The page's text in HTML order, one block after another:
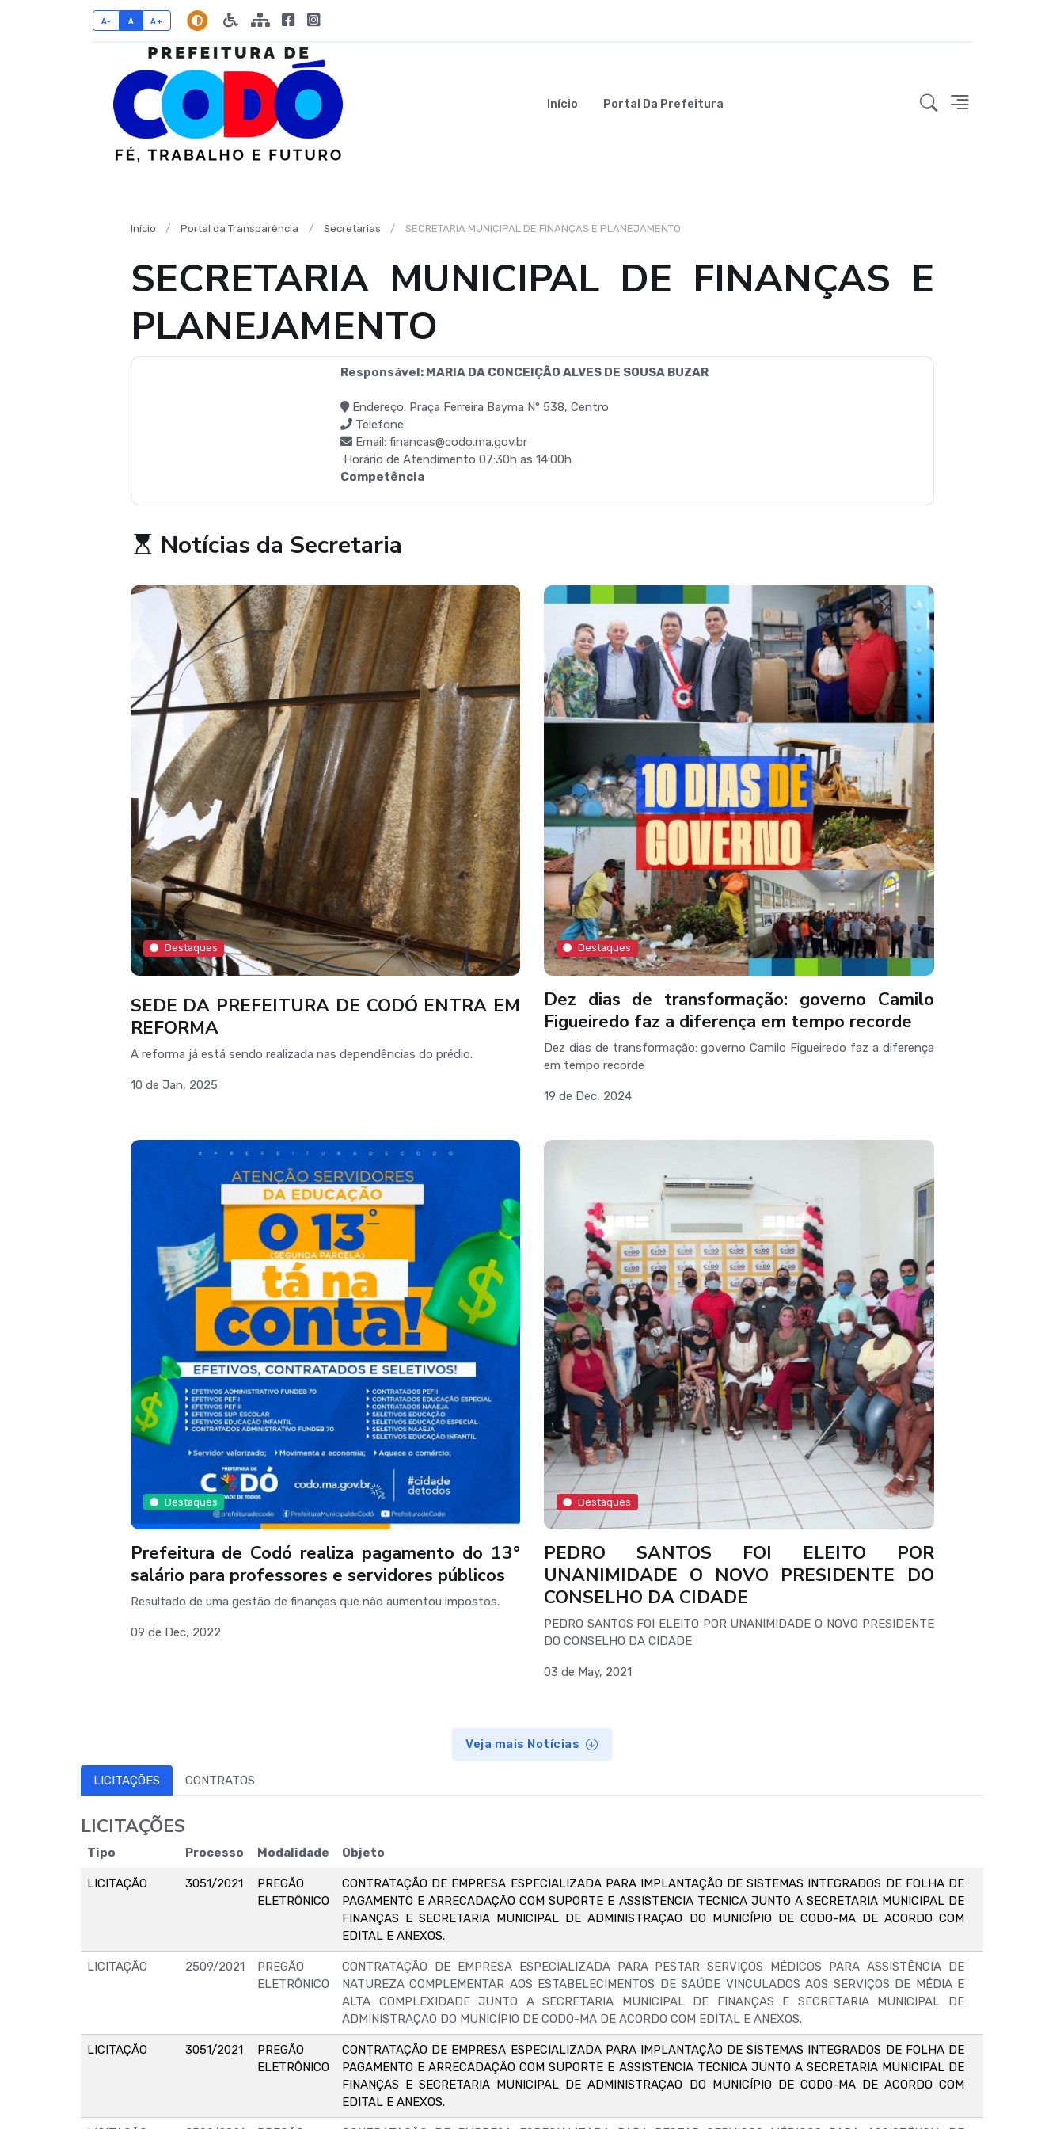
A- A A+
Início Portal Da Prefeitura
Início Portal da Transparência Secretarias SECRETARIA MUNICIPAL DE FINANÇAS E PLANEJAMENTO
SECRETARIA MUNICIPAL DE FINANÇAS E
PLANEJAMENTO
Responsável: MARIA DA CONCEIÇÃO ALVES DE SOUSA BUZAR
Endereço: Praça Ferreira Bayma N° 538, Centro
Telefone:
Email: financas@codo.ma.gov.br
Horário de Atendimento 07:30h as 14:00h
Competência
Notícias da Secretaria
Destaques
SEDE DA PREFEITURA DE CODÓ ENTRA EM
REFORMA
A reforma já está sendo realizada nas dependências do prédio.
10 de Jan, 2025
Destaques
Dez dias de transformação: governo Camilo
Figueiredo faz a diferença em tempo recorde
Dez dias de transformação: governo Camilo Figueiredo faz a diferença
em tempo recorde
19 de Dec, 2024
Destaques
Prefeitura de Codó realiza pagamento do 13°
salário para professores e servidores públicos
Resultado de uma gestão de finanças que não aumentou impostos.
09 de Dec, 2022
Destaques
PEDRO SANTOS FOI ELEITO POR
UNANIMIDADE O NOVO PRESIDENTE DO
CONSELHO DA CIDADE
PEDRO SANTOS FOI ELEITO POR UNANIMIDADE O NOVO PRESIDENTE
DO CONSELHO DA CIDADE
03 de May, 2021
Veja mais Notícias
LICITAÇÕES CONTRATOS
LICITAÇÕES
Tipo Processo Modalidade Objeto
LICITAÇÃO 3051/2021
PREGÃO
ELETRÔNICO
CONTRATAÇÃO DE EMPRESA ESPECIALIZADA PARA IMPLANTAÇÃO DE SISTEMAS INTEGRADOS DE FOLHA DE
PAGAMENTO E ARRECADAÇÃO COM SUPORTE E ASSISTENCIA TECNICA JUNTO A SECRETARIA MUNICIPAL DE
FINANÇAS E SECRETARIA MUNICIPAL DE ADMINISTRAÇAO DO MUNICÍPIO DE CODO-MA DE ACORDO COM
EDITAL E ANEXOS.
LICITAÇÃO 2509/2021
PREGÃO
ELETRÔNICO
CONTRATAÇÃO DE EMPRESA ESPECIALIZADA PARA PESTAR SERVIÇOS MÉDICOS PARA ASSISTÊNCIA DE
NATUREZA COMPLEMENTAR AOS ESTABELECIMENTOS DE SAÚDE VINCULADOS AOS SERVIÇOS DE MÉDIA E
ALTA COMPLEXIDADE JUNTO A SECRETARIA MUNICIPAL DE FINANÇAS E SECRETARIA MUNICIPAL DE
ADMINISTRAÇAO DO MUNICÍPIO DE CODO-MA DE ACORDO COM EDITAL E ANEXOS.
LICITAÇÃO 3051/2021
PREGÃO
ELETRÔNICO
CONTRATAÇÃO DE EMPRESA ESPECIALIZADA PARA IMPLANTAÇÃO DE SISTEMAS INTEGRADOS DE FOLHA DE
PAGAMENTO E ARRECADAÇÃO COM SUPORTE E ASSISTENCIA TECNICA JUNTO A SECRETARIA MUNICIPAL DE
FINANÇAS E SECRETARIA MUNICIPAL DE ADMINISTRAÇAO DO MUNICÍPIO DE CODO-MA DE ACORDO COM
EDITAL E ANEXOS.